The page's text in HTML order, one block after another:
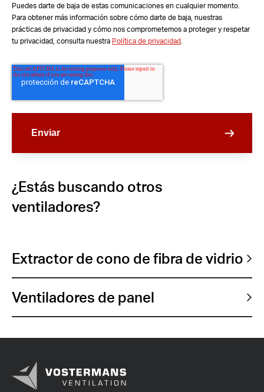
Puedes darte de baja de estas comunicaciones en cualquier momento.
Para obtener más información sobre cómo darte de baja, nuestras
prácticas de privacidad y cómo nos comprometemos a proteger y respetar
tu privacidad, consulta nuestra Política de privacidad
¿Estás buscando otros
ventiladores?
Extractor de cono de fibra de vidrio
Ventiladores de panel